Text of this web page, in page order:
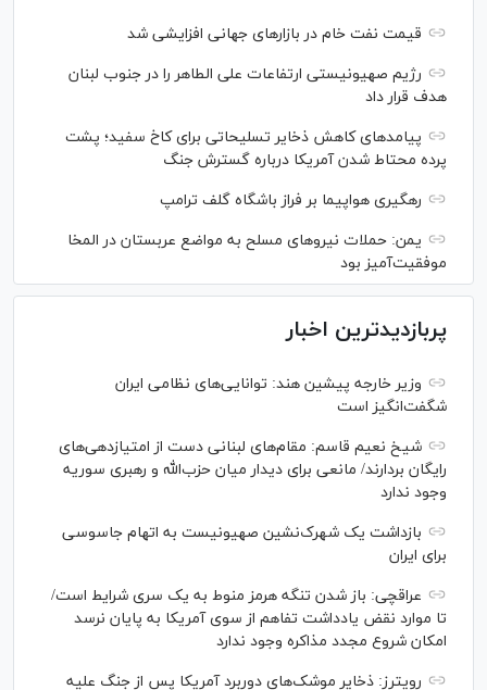
قیمت نفت خام در بازارهای جهانی افزایشی شد
رژیم صهیونیستی ارتفاعات علی الطاهر را در جنوب لبنان
هدف قرار داد
پیامدهای کاهش ذخایر تسلیحاتی برای کاخ سفید؛ پشت
پرده محتاط شدن آمریکا درباره گسترش جنگ
رهگیری هواپیما بر فراز باشگاه گلف ترامپ
یمن: حملات نیروهای مسلح به مواضع عربستان در المخا
موفقیت‌آمیز بود
پربازدیدترین اخبار
وزیر خارجه پیشین هند: توانایی‌های نظامی ایران
شگفت‌انگیز است
شیخ نعیم قاسم: مقام‌های لبنانی دست از امتیازدهی‌های
رایگان بردارند/ مانعی برای دیدار میان حزب‌الله و رهبری سوریه
وجود ندارد
بازداشت یک شهرک‌نشین صهیونیست به اتهام جاسوسی
برای ایران
عراقچی: باز شدن تنگه هرمز منوط به یک سری شرایط است/
تا موارد نقض یادداشت تفاهم از سوی آمریکا به پایان نرسد
امکان شروع مجدد مذاکره وجود ندارد
رویترز: ذخایر موشک‌های دوربرد آمریکا پس از جنگ علیه